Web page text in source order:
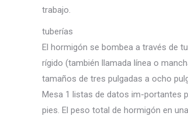
trabajo.
tuberías
El hormigón se bombea a través de
rígido (también llamada línea o
tamaños de tres pulgadas a ocho
Mesa 1 listas de datos im-portantes
pies. El peso total de hormigón en